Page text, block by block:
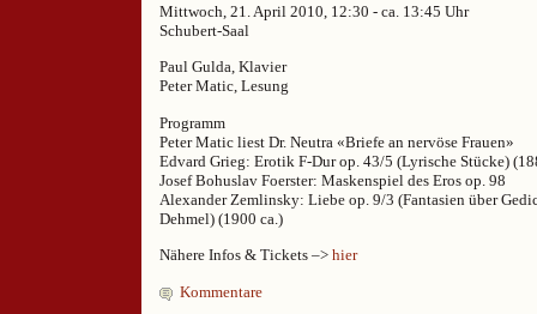
Mittwoch, 21. April 2010, 12:30 - ca. 13:45 Uhr
Schubert-Saal
Paul Gulda, Klavier
Peter Matic, Lesung
Programm
Peter Matic liest Dr. Neutra «Briefe an nervöse Frauen»
Edvard Grieg: Erotik F-Dur op. 43/5 (Lyrische Stücke)
Josef Bohuslav Foerster: Maskenspiel des Eros op. 98
Alexander Zemlinsky: Liebe op. 9/3 (Fantasien über
Dehmel) (1900 ca.)
Nähere Infos & Tickets –> hier
Kommentare